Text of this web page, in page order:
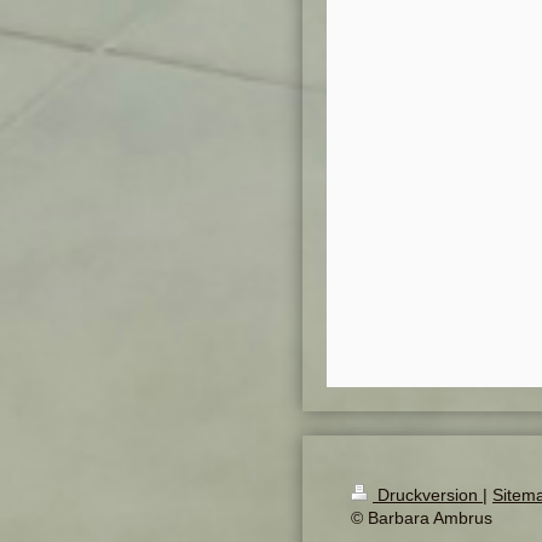
Druckversion |
© Barbara Ambrus